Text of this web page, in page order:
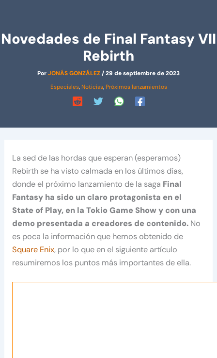
Novedades de Final Fantasy VII
Rebirth
PorJONÁS GONZÁLEZ/29 de septiembre de 2023
Especiales, Noticias, Próximos lanzamientos
La sed de las hordas que esperan (esperamos)
Rebirth se ha visto calmada en los últimos días,
donde el próximo lanzamiento de la saga Final
Fantasy ha sido un claro protagonista en el
State of Play, en la Tokio Game Show y con una
demo presentada a creadores de contenido. No
es poca la información que hemos obtenido de
Square Enix, por lo que en el siguiente artículo
resumiremos los puntos más importantes de ella.